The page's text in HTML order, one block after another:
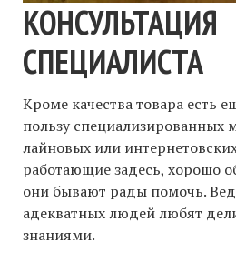
КОНСУЛЬТАЦИЯ
СПЕЦИАЛИСТА
Кроме качества товара есть
пользу специализированных
лайновых или
работающие задесь, хорошо
они бывают рады помочь.
адекватных людей любят
знаниями.